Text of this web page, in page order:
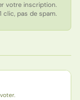
votre inscription.
clic, pas de spam.